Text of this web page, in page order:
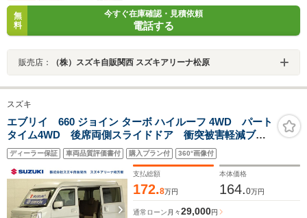
無
料
今すぐ在庫確認・見積依頼
電話する
販売店： （株）スズキ自販関西 スズキアリーナ松原
スズキ
エブリイ 660 ジョイン ターボ ハイルーフ 4WD パート
タイム4WD 後席両側スライドドア 衝突被害軽減ブレ
ーキ リヤパーキングセンサー LEDヘッドランプ 車
検整備付 フロアマット スモークガラス リヤヒータ
ー シートヒーター スマートキー
ディーラー保証 車両品質評価書付 購入プラン付 360°画像付
支払総額
172.8万円
本体価格
164.0万円
通常ローン 月々29,000円